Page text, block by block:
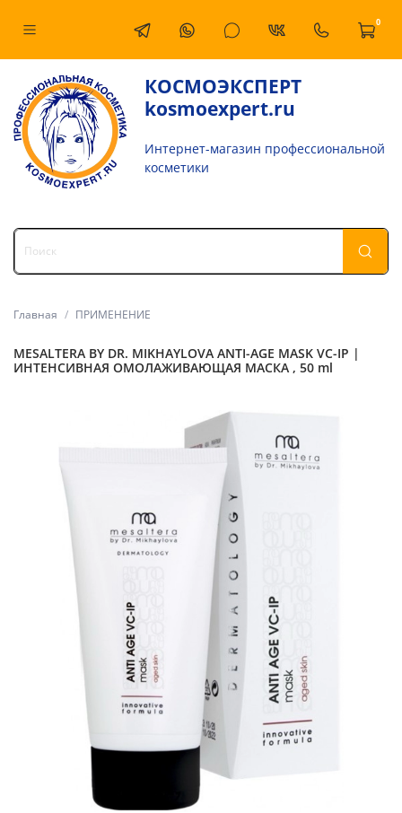
0
КОСМОЭКСПЕРТ
kosmoexpert.ru
Интернет-магазин профессиональной
косметики
Главная ПРИМЕНЕНИЕ
MESALTERA BY DR. MIKHAYLOVA ANTI-AGE MASK VC-IP |
ИНТЕНСИВНАЯ ОМОЛАЖИВАЮЩАЯ МАСКА , 50 ml